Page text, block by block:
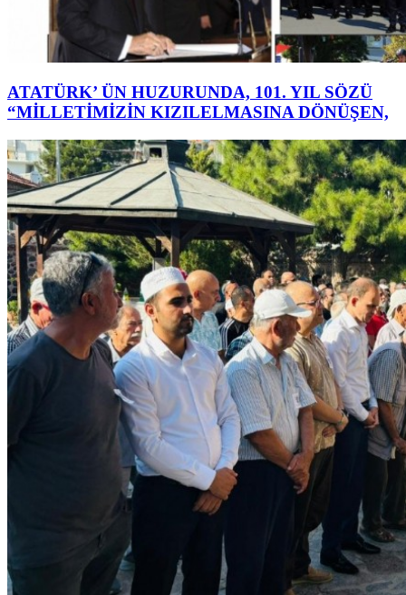
ATATÜRK’ ÜN HUZURUNDA, 101. YIL SÖZÜ
“MİLLETİMİZİN KIZILELMASINA DÖNÜŞEN,